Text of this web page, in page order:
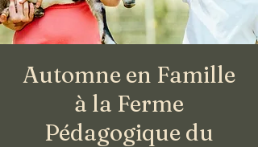
Automne en Famille
à la Ferme
Pédagogique du